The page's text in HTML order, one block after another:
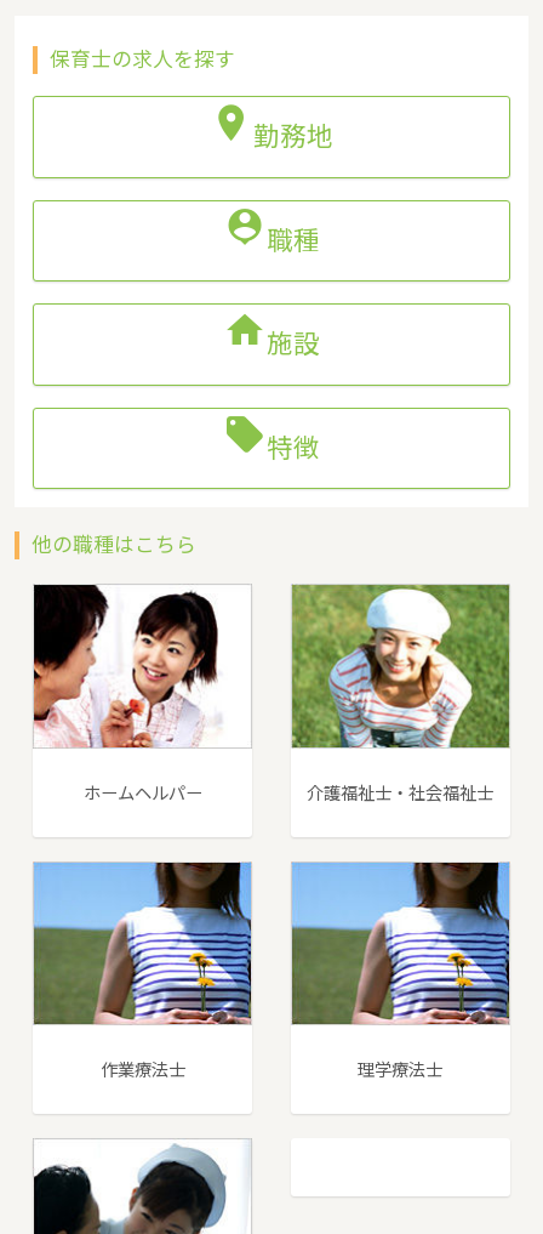
保育士の求人を探す
 勤務地
職種
施設
特徴
他の職種はこちら
ホームヘルパー 介護福祉士・社会福祉士
作業療法士 理学療法士